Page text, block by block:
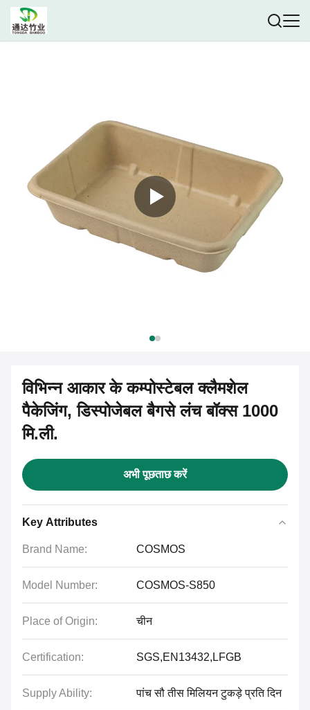
विभिन्न आकार के कम्पोस्टेबल क्लैमशेल
पैकेजिंग, डिस्पोजेबल बैगसे लंच बॉक्स 1000
मि.ली.
अभी पूछताछ करें
Key Attributes
Brand Name: COSMOS
Model Number: COSMOS-S850
Place of Origin: चीन
Certification: SGS,EN13432,LFGB
Supply Ability: पांच सौ तीस मिलियन टुकड़े प्रति दिन